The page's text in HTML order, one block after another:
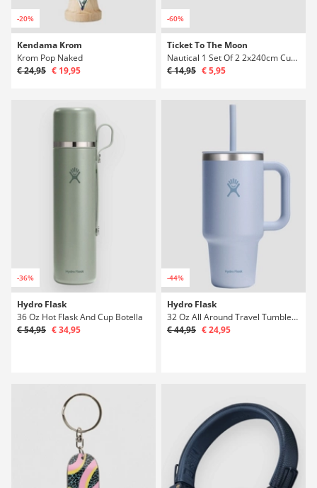
-20%
Kendama Krom
Krom Pop Naked
€ 24,95 € 19,95
-60%
Ticket To The Moon
Nautical 1 Set Of 2 2x240cm Cuerdas de hamaca
€ 14,95 € 5,95
-36%
Hydro Flask
36 Oz Hot Flask And Cup Botella
€ 54,95 € 34,95
-44%
Hydro Flask
32 Oz All Around Travel Tumbler Botella
€ 44,95 € 24,95